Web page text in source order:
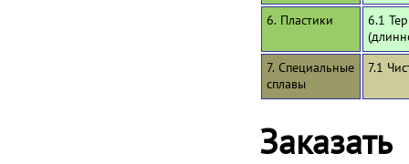
6. Пластики
6.1
7. Специальные
сплавы
7.1
Заказать